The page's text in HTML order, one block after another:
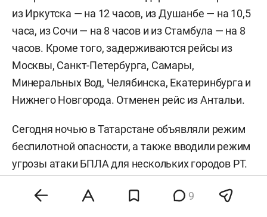
из Иркутска — на 12 часов, из Душанбе — на 10,5
часа, из Сочи — на 8 часов и из Стамбула — на 8
часов. Кроме того, задерживаются рейсы из
Москвы, Санкт-Петербурга, Самары,
Минеральных Вод, Челябинска, Екатеринбурга и
Нижнего Новгорода. Отменен рейс из Антальи.
Сегодня ночью в Татарстане объявляли режим
беспилотной опасности, а также вводили режим
угрозы атаки БПЛА для нескольких городов РТ.
воздушных судов с 03:00 до 06:00. Из-за
9